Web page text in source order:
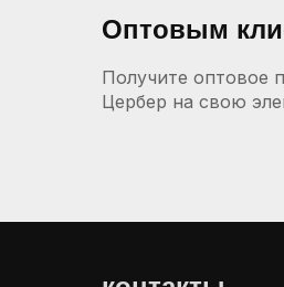
Получите оптовое
Цербер на свою
Оптовым